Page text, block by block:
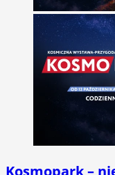
Kosmopark –